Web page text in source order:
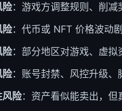
险：游戏方调整规则、削减
险：代币或 NFT 价格波动
险：部分地区对游戏、虚拟
险：账号封禁、风控升级、
风险：资产看似能卖出，但